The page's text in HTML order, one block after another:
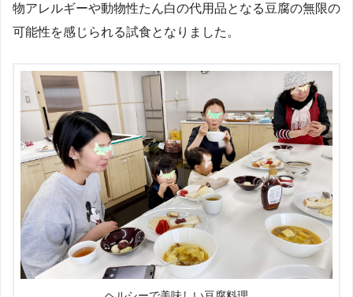
物アレルギーや動物性たん白の代用品となる豆腐の無限の
可能性を感じられる試食となりました。